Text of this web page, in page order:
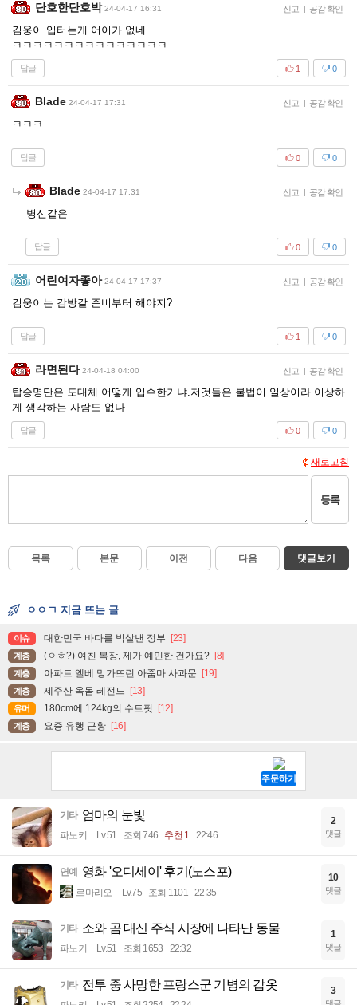
단호한단호박 24-04-17 16:31 신고 | 공감 확인
김웅이 입터는게 어이가 없네
ㅋㅋㅋㅋㅋㅋㅋㅋㅋㅋㅋㅋㅋㅋㅋ
답글 0
1
Blade 24-04-17 17:31 신고 | 공감 확인
ㅋㅋㅋ
답글 0
0
Blade 24-04-17 17:31 신고 | 공감 확인
병신같은
답글 0
0
어린여자좋아 24-04-17 17:37 신고 | 공감 확인
김웅이는 감방갈 준비부터 해야지?
답글 0
1
라면된다 24-04-18 04:00 신고 | 공감 확인
탑승명단은 도대체 어떻게 입수한거냐.저것들은 불법이 일상이라 이상하
게 생각하는 사람도 없나
답글 0
0
새로고침
등록
목록 본문 이전 다음 댓글보기
ㅇㅇㄱ 지금 뜨는 글
이슈 대한민국 바다를 박살낸 정부 [23]
계층 (ㅇㅎ?) 여친 복장, 제가 예민한 건가요? [8]
계층 아파트 엘베 망가뜨린 아줌마 사과문 [19]
계층 제주산 옥돔 레전드 [13]
유머 180cm에 124kg의 수트핏 [12]
계층 요증 유행 근황 [16]
기타 엄마의 눈빛
파노키 Lv.51 조회 746 추천 1 22:46
2
댓글
연예 영화 '오디세이' 후기(노스포)
르마리오 Lv.75 조회 1101 22:35
10
댓글
기타 소와 곰 대신 주식 시장에 나타난 동물
파노키 Lv.51 조회 1653 22:32
1
댓글
기타 전투 중 사망한 프랑스군 기병의 갑옷 3